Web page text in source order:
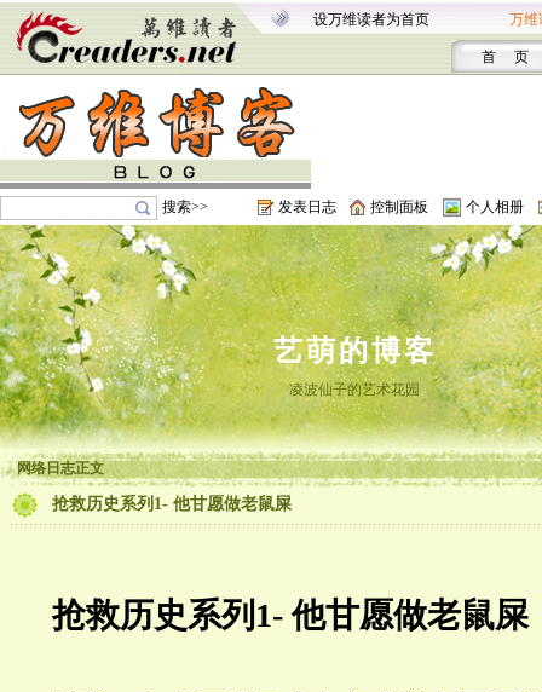
设万维读者为首页 万维
首 页
搜索>> 发表日志 控制面板 个人相册
艺萌的博客
凌波仙子的艺术花园
网络日志正文
抢救历史系列1- 他甘愿做老鼠屎
抢救历史系列1- 他甘愿做老鼠屎